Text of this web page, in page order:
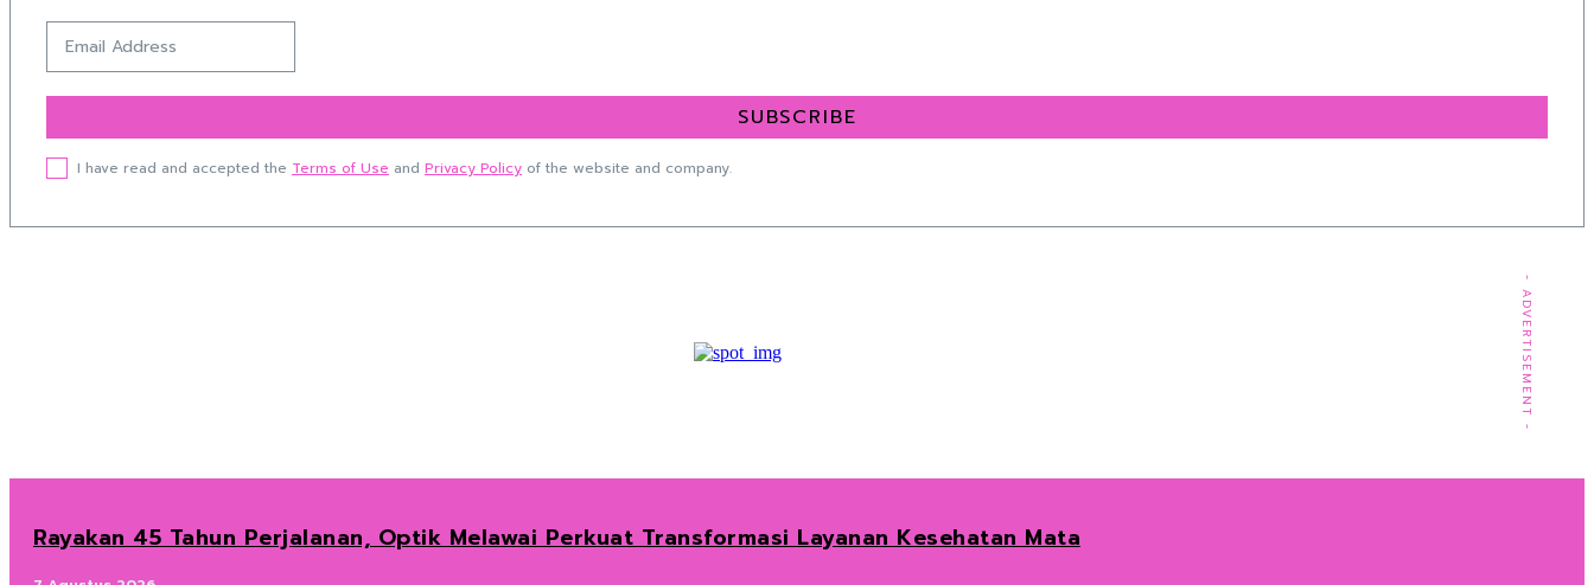
SUBSCRIBE
I have read and accepted the Terms of Use and Privacy Policy of the website and company.
- ADVERTISEMENT -
Rayakan 45 Tahun Perjalanan, Optik Melawai Perkuat Transformasi Layanan Kesehatan Mata